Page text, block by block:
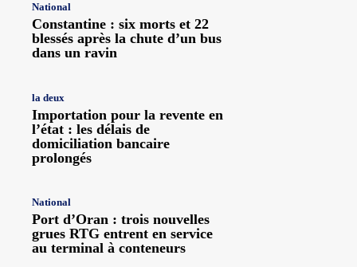
National
Constantine : six morts et 22
blessés après la chute d’un bus
dans un ravin
la deux
Importation pour la revente en
l’état : les délais de
domiciliation bancaire
prolongés
National
Port d’Oran : trois nouvelles
grues RTG entrent en service
au terminal à conteneurs